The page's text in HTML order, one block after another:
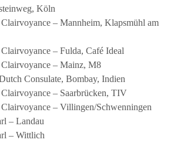
Köln
– Mannheim, Klapsmühl am
– Fulda, Café Ideal
– Mainz, M8
Consulate, Bombay, Indien
– Saarbrücken, TIV
– Villingen/Schwenningen
– Landau
– Wittlich